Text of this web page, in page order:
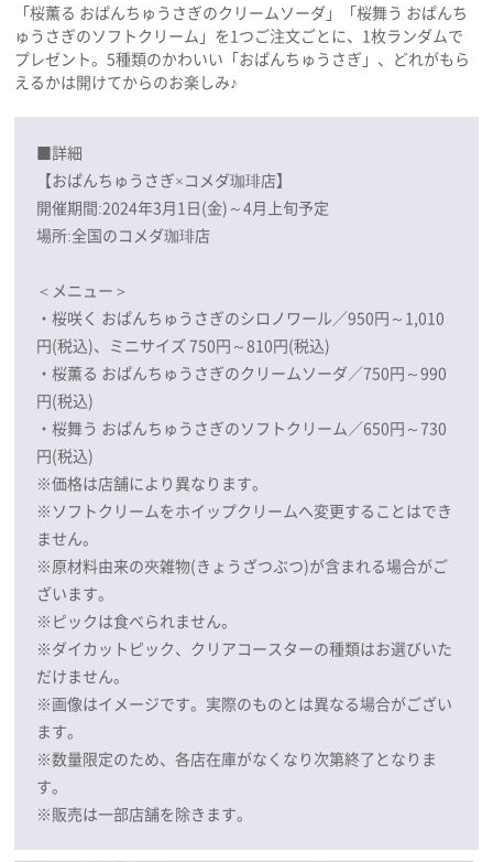
「桜薫る おぱんちゅうさぎのクリームソーダ」「桜舞う おぱんち
ゅうさぎのソフトクリーム」を1つご注文ごとに、1枚ランダムで
プレゼント。5種類のかわいい「おぱんちゅうさぎ」、どれがもら
えるかは開けてからのお楽しみ♪
■詳細
【おぱんちゅうさぎ×コメダ珈琲店】
開催期間:2024年3月1日(金)～4月上旬予定
場所:全国のコメダ珈琲店
＜メニュー＞
・桜咲く おぱんちゅうさぎのシロノワール／950円～1,010
円(税込)、ミニサイズ 750円～810円(税込)
・桜薫る おぱんちゅうさぎのクリームソーダ／750円～990
円(税込)
・桜舞う おぱんちゅうさぎのソフトクリーム／650円～730
円(税込)
※価格は店舗により異なります。
※ソフトクリームをホイップクリームへ変更することはでき
ません。
※原材料由来の夾雑物(きょうざつぶつ)が含まれる場合がご
ざいます。
※ピックは食べられません。
※ダイカットピック、クリアコースターの種類はお選びいた
だけません。
※画像はイメージです。実際のものとは異なる場合がござい
ます。
※数量限定のため、各店在庫がなくなり次第終了となりま
す。
※販売は一部店舗を除きます。